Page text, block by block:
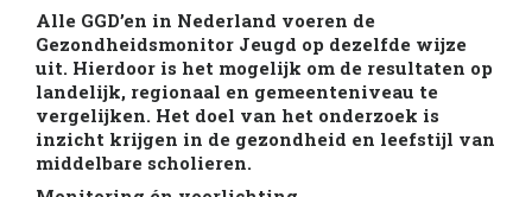
Alle GGD’en in Nederland voeren de
Gezondheidsmonitor Jeugd op dezelfde wijze
uit. Hierdoor is het mogelijk om de resultaten op
landelijk, regionaal en gemeenteniveau te
vergelijken. Het doel van het onderzoek is
inzicht krijgen in de gezondheid en leefstijl van
middelbare scholieren.